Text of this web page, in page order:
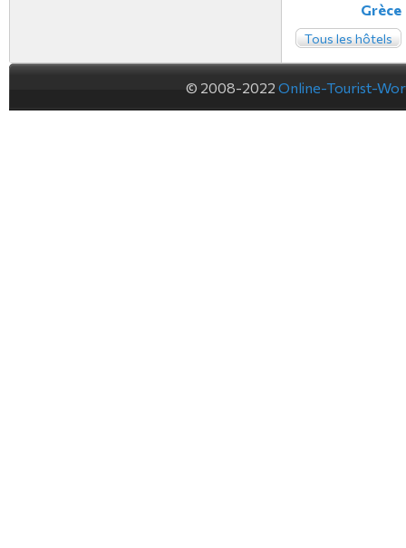
Grèce
Tous les hôtels
© 2008-2022 Online-Tourist-